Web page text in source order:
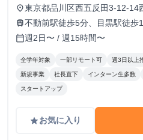
トすれば、学生でも圧倒的な
す！
place東京都品川区西五反田3-12-14
train不動前駅徒歩5分、目黒駅徒歩
calendar_today週2日〜 / 週15時間〜
全学年対象 一部リモート可 週3日以上
新規事業 社長直下 インターン生多数
スタートアップ
gradeお気に入り